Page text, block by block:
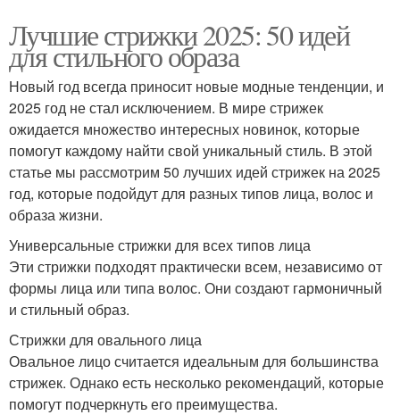
Лучшие стрижки 2025: 50 идей
для стильного образа
Новый год всегда приносит новые модные тенденции, и
2025 год не стал исключением. В мире стрижек
ожидается множество интересных новинок, которые
помогут каждому найти свой уникальный стиль. В этой
статье мы рассмотрим 50 лучших идей стрижек на 2025
год, которые подойдут для разных типов лица, волос и
образа жизни.
Универсальные стрижки для всех типов лица
Эти стрижки подходят практически всем, независимо от
формы лица или типа волос. Они создают гармоничный
и стильный образ.
Стрижки для овального лица
Овальное лицо считается идеальным для большинства
стрижек. Однако есть несколько рекомендаций, которые
помогут подчеркнуть его преимущества.